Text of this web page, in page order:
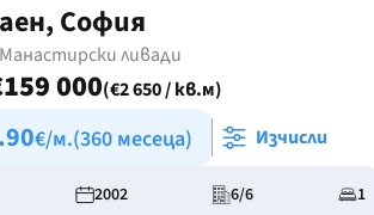
София
ливади
000(€2 650 / кв.м)
€/м.(360 месеца) Изчисли
2002 6/6 1